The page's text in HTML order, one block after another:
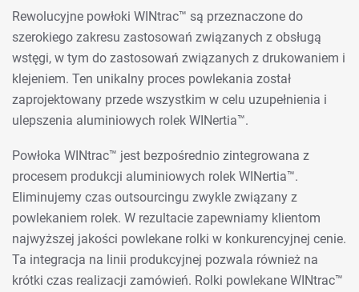
Rewolucyjne powłoki WINtrac™ są przeznaczone do
szerokiego zakresu zastosowań związanych z obsługą
wstęgi, w tym do zastosowań związanych z drukowaniem i
klejeniem. Ten unikalny proces powlekania został
zaprojektowany przede wszystkim w celu uzupełnienia i
ulepszenia aluminiowych rolek WINertia™.
Powłoka WINtrac™ jest bezpośrednio zintegrowana z
procesem produkcji aluminiowych rolek WINertia™.
Eliminujemy czas outsourcingu zwykle związany z
powlekaniem rolek. W rezultacie zapewniamy klientom
najwyższej jakości powlekane rolki w konkurencyjnej cenie.
Ta integracja na linii produkcyjnej pozwala również na
krótki czas realizacji zamówień. Rolki powlekane WINtrac™